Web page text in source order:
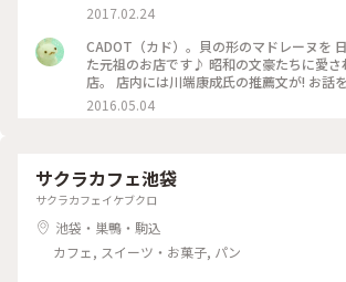
2017.02.24
CADOT（カド）。貝の形のマドレーヌを
た元祖のお店です♪ 昭和の文豪たちに愛されたフランス菓子
店。 店内には川端康成氏の推薦文が! お話
のお父様が画家で、川端康成氏と友人だったそう。 固
レーヌを半分に割ると、粉のきめが光って
ーヌ #スイーツ #焼菓子 #おみやげ #コーヒ
2016.05.04
サクラカフェ池袋
サクラカフェイケブクロ
池袋・巣鴨・駒込
カフェ, スイーツ・お菓子, パン